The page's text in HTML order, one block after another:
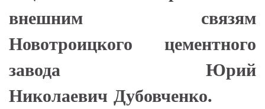
внешним связям
Новотроицкого цементного
завода Юрий
Николаевич Дубовченко.